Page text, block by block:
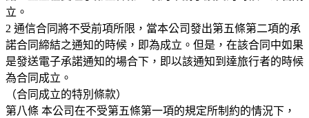
立。
2 通信合同將不受前項所限，當本公司發出第五條第二項的承
諾合同締結之通知的時候，即為成立。但是，在該合同中如果
是發送電子承諾通知的場合下，即以該通知到達旅行者的時候
為合同成立。
（合同成立的特別條款）
第八條 本公司在不受第五條第一項的規定所制約的情況下，